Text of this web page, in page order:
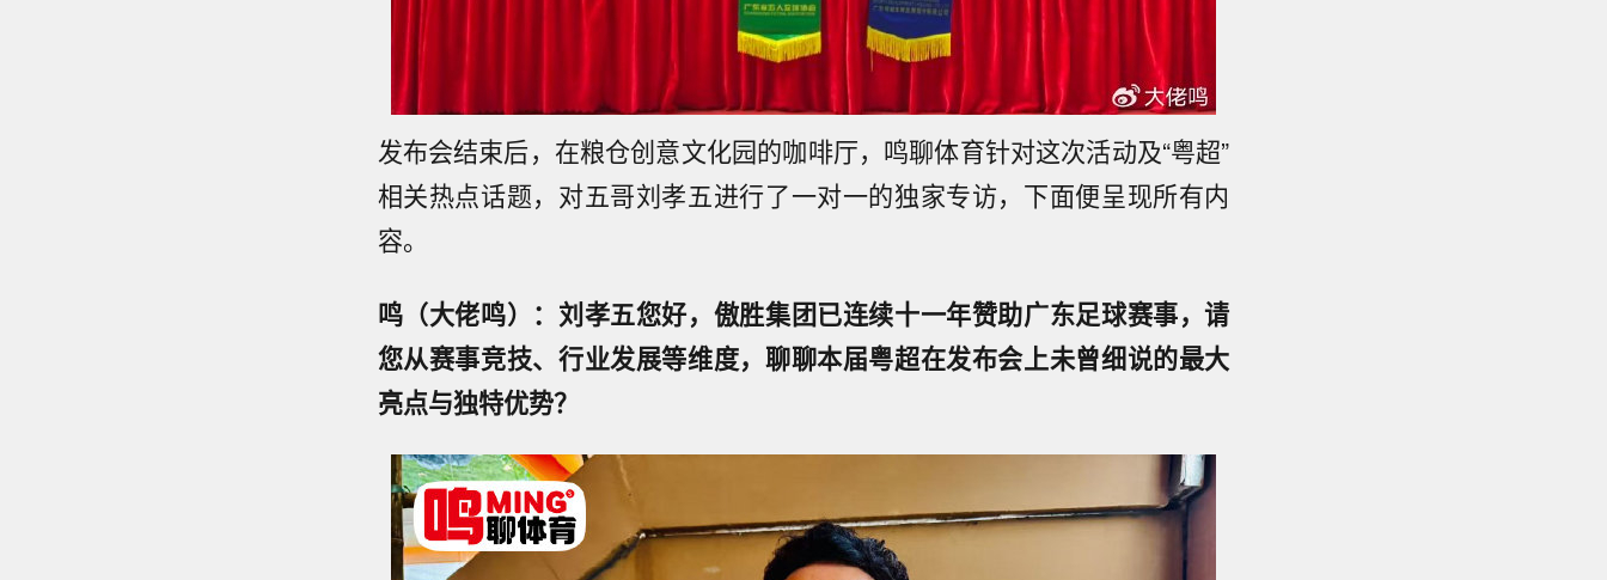
发布会结束后，在粮仓创意文化园的咖啡厅，鸣聊体育针对这次活动及“粤超”
相关热点话题，对五哥刘孝五进行了一对一的独家专访，下面便呈现所有内
容。
鸣（大佬鸣）：刘孝五您好，傲胜集团已连续十一年赞助广东足球赛事，请
您从赛事竞技、行业发展等维度，聊聊本届粤超在发布会上未曾细说的最大
亮点与独特优势？